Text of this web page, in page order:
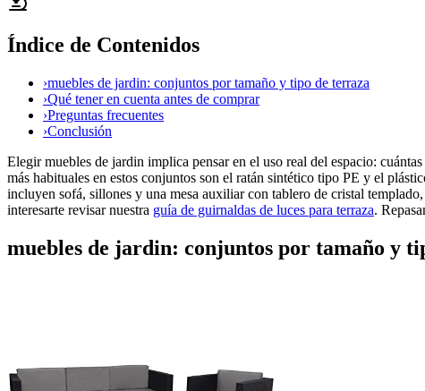
Índice de Contenidos
›muebles de jardin: conjuntos por tamaño y tipo de terraza
›Qué tener en cuenta antes de comprar
›Preguntas frecuentes
›Conclusión
Elegir muebles de jardin implica pensar en el uso real del espacio:
más habituales en estos conjuntos son el ratán sintético tipo PE y el
incluyen sofá, sillones y una mesa auxiliar con tablero de cristal
interesarte revisar nuestra guía de guirnaldas de luces para terraza.
muebles de jardin: conjuntos por tamaño y